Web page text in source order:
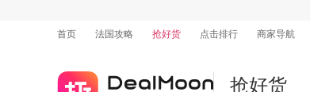
首页
法国攻略 抢好货 点击排行 商家导航
抢好货